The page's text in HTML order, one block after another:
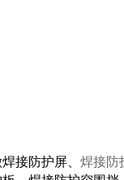
接防护屏、 焊接防